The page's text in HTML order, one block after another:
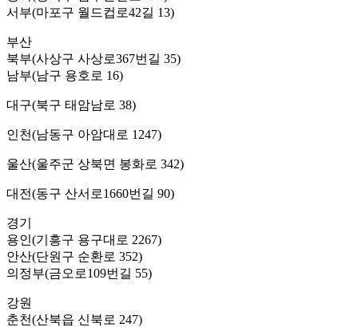
서부(마포구 월드컵로42길 13)
부산
북부(사상구 사상로367번길 35)
남부(남구 용호로 16)
대구(북구 태암남로 38)
인천(남동구 아암대로 1247)
울산(울주군 상북면 봉화로 342)
대전(동구 산서로1660번길 90)
경기
용인(기흥구 용구대로 2267)
안산(단원구 순환로 352)
의정부(금오로109번길 55)
강원
춘천(산북읍 신북로 247)